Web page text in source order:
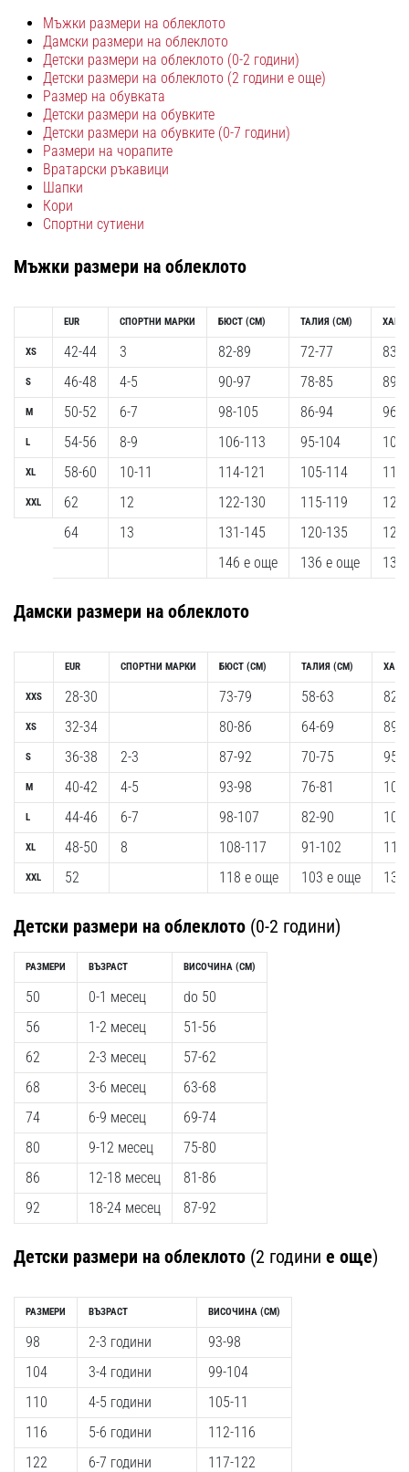
официални
екипи
обувки
Nike,
adidas
PUMA.
Бъди
част
всеки
гол
9. 6. 2025
•
1 мин. четене
Nike
Phantom
6
Открий
обувки
Nike
Phantom
прецизност,
контрол
мощ
във
всяко
докосване.
Перфектни
за
играчи,
всички
статии
Мъжки размери на облеклото
Дамски размери на облеклото
Детски размери на облеклото (0-2 години)
Детски размери на облеклото (2 години е още)
Размер на обувката
Детски размери на обувките
Детски размери на обувките (0-7 години)
Размери на чорапите
Вратарски ръкавици
Шапки
Кори
Спортни сутиени
Мъжки размери на облеклото
XS
S
M
L
XL
XXL
EUR
42-44
46-48
50-52
54-56
58-60
62
64
СПОРТНИ МАРКИ
3
4-5
6-7
8-9
10-11
12
13
БЮСТ (CM)
82-89
90-97
98-105
106-113
114-121
122-130
131-145
146 е още
ТАЛИЯ (CM)
72-77
78-85
86-94
95-104
105-114
115-119
120-135
136 е още
ХАНШ
83-
89-
96-
139
Дамски размери на облеклото
XXS
XS
S
M
L
XL
XXL
EUR
28-30
32-34
36-38
40-42
44-46
48-50
52
СПОРТНИ МАРКИ
2-3
4-5
6-7
8
БЮСТ (CM)
73-79
80-86
87-92
93-98
98-107
108-117
118 е още
ТАЛИЯ (CM)
58-63
64-69
70-75
76-81
82-90
91-102
103 е още
ХАНШ
82-
89-
95-
Детски размери на облеклото (0-2 години)
РАЗМЕРИ
50
56
62
68
74
80
86
92
ВЪЗРАСТ
0-1 месец
1-2 месец
2-3 месец
3-6 месец
6-9 месец
9-12 месец
12-18 месец
18-24 месец
ВИСОЧИНА (CM)
do 50
51-56
57-62
63-68
69-74
75-80
81-86
87-92
Детски размери на облеклото (2 години е още)
РАЗМЕРИ
98
104
110
116
122
ВЪЗРАСТ
2-3 години
3-4 години
4-5 години
5-6 години
6-7 години
ВИСОЧИНА (CM)
93-98
99-104
105-11
112-116
117-122